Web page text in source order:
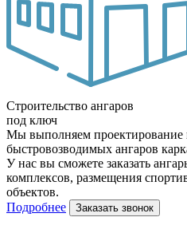
Строительство ангаров
под ключ
Мы выполняем проектирование
быстровозводимых ангаров
У нас вы сможете заказать
комплексов, размещения
объектов.
Подробнее
Заказать звонок